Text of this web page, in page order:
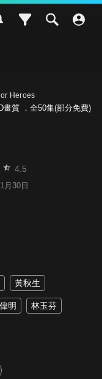
Heroes
畫質 ．全50集(部分免費)
4.5
月30日
黃秋生
明 林玉芬